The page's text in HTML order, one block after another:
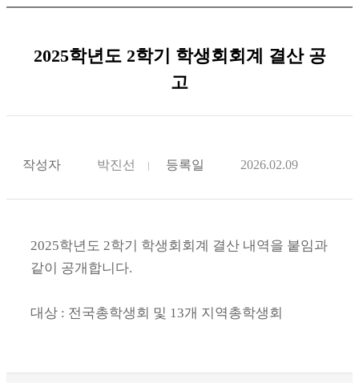
2025학년도 2학기 학생회회계 결산 공
고
작성자 박진선 등록일 2026.02.09
2025학년도 2학기 학생회회계 결산 내역을 붙임과
같이 공개합니다.
대상 : 전국총학생회 및 13개 지역총학생회